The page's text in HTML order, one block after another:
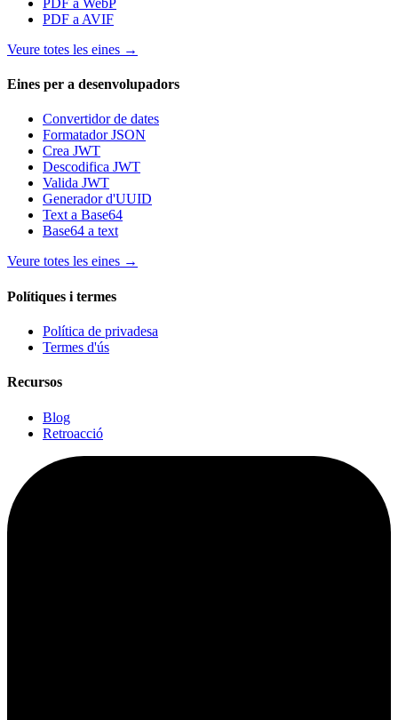
PDF a WebP
PDF a AVIF
Veure totes les eines →
Eines per a desenvolupadors
Convertidor de dates
Formatador JSON
Crea JWT
Descodifica JWT
Valida JWT
Generador d'UUID
Text a Base64
Base64 a text
Veure totes les eines →
Polítiques i termes
Política de privadesa
Termes d'ús
Recursos
Blog
Retroacció